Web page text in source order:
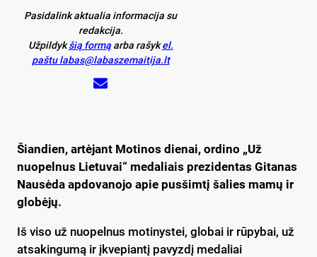
Pasidalink aktualia informacija su
redakcija.
Užpildykšią formąarba rašykel.
paštu labas@labaszemaitija.lt
Šiandien, artėjant Motinos dienai, ordino „Už
nuopelnus Lietuvai“ medaliais prezidentas Gitanas
Nausėda apdovanojo apie pusšimtį šalies mamų ir
globėjų.
Iš viso už nuopelnus motinystei, globai ir rūpybai, už
atsakingumą ir įkvepiantį pavyzdį medaliai